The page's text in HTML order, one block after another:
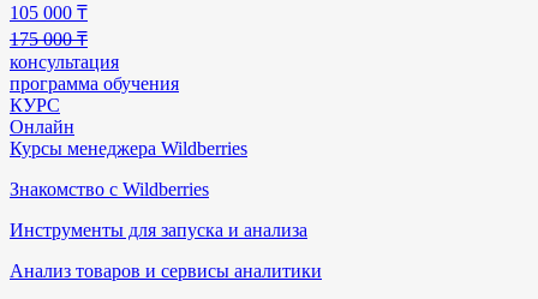
105 000 ₸
175 000 ₸
консультация
программа обучения
КУРС
Онлайн
Курсы менеджера Wildberries
Знакомство с Wildberries
Инструменты для запуска и анализа
Анализ товаров и сервисы аналитики